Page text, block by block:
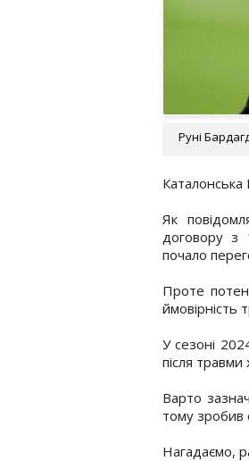
Руні
Як
договору з
почало
Проте
ймовірність
У сезоні
після
Варто
тому зробив
Нагадаємо,